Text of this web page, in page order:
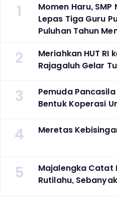
1
Momen Haru, SMP
Lepas Tiga Guru
Puluhan Tahun
2
Meriahkan HUT RI
Rajagaluh Gelar
3
Pemuda
Bentuk Koperasi
4 Meretas
5
Majalengka Catat
Rutilahu,